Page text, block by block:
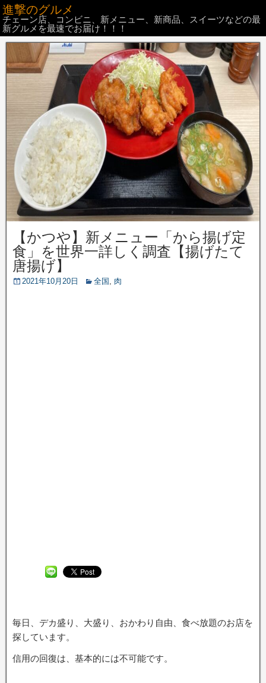
進撃のグルメ
チェーン店、コンビニ、新メニュー、新商品、スイーツなどの最
新グルメを最速でお届け！！！
【かつや】新メニュー「から揚げ定
食」を世界一詳しく調査【揚げたて
唐揚げ】
2021年10月20日 全国 , 肉
毎日、デカ盛り、大盛り、おかわり自由、食べ放題のお店を
探しています。
信用の回復は、基本的には不可能です。